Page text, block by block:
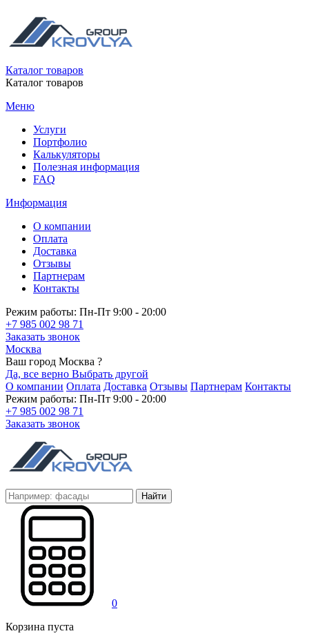
Каталог товаров
Каталог товаров
Меню
Услуги
Портфолио
Калькуляторы
Полезная информация
FAQ
Информация
О компании
Оплата
Доставка
Отзывы
Партнерам
Контакты
Режим работы: Пн-Пт 9:00 - 20:00
+7 985 002 98 71
Заказать звонок
Москва
Ваш город Москва ?
Да, все верно Выбрать другой
О компании Оплата Доставка Отзывы Партнерам Контакты
Режим работы: Пн-Пт 9:00 - 20:00
+7 985 002 98 71
Заказать звонок
Найти
0
Корзина пуста